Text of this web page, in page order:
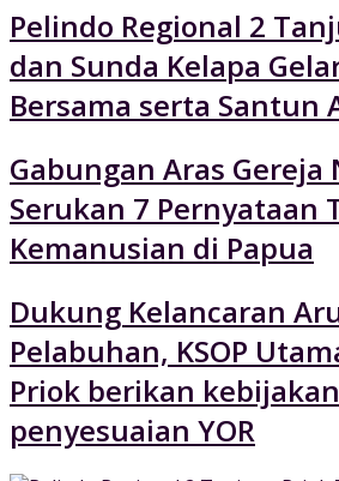
Pelindo Regional 2
dan Sunda Kelapa
Bersama serta Santun
Gabungan Aras Gereja
Serukan 7 Pernyataan
Kemanusian di Papua
Dukung Kelancaran
Pelabuhan, KSOP
Priok berikan kebijakan
penyesuaian YOR